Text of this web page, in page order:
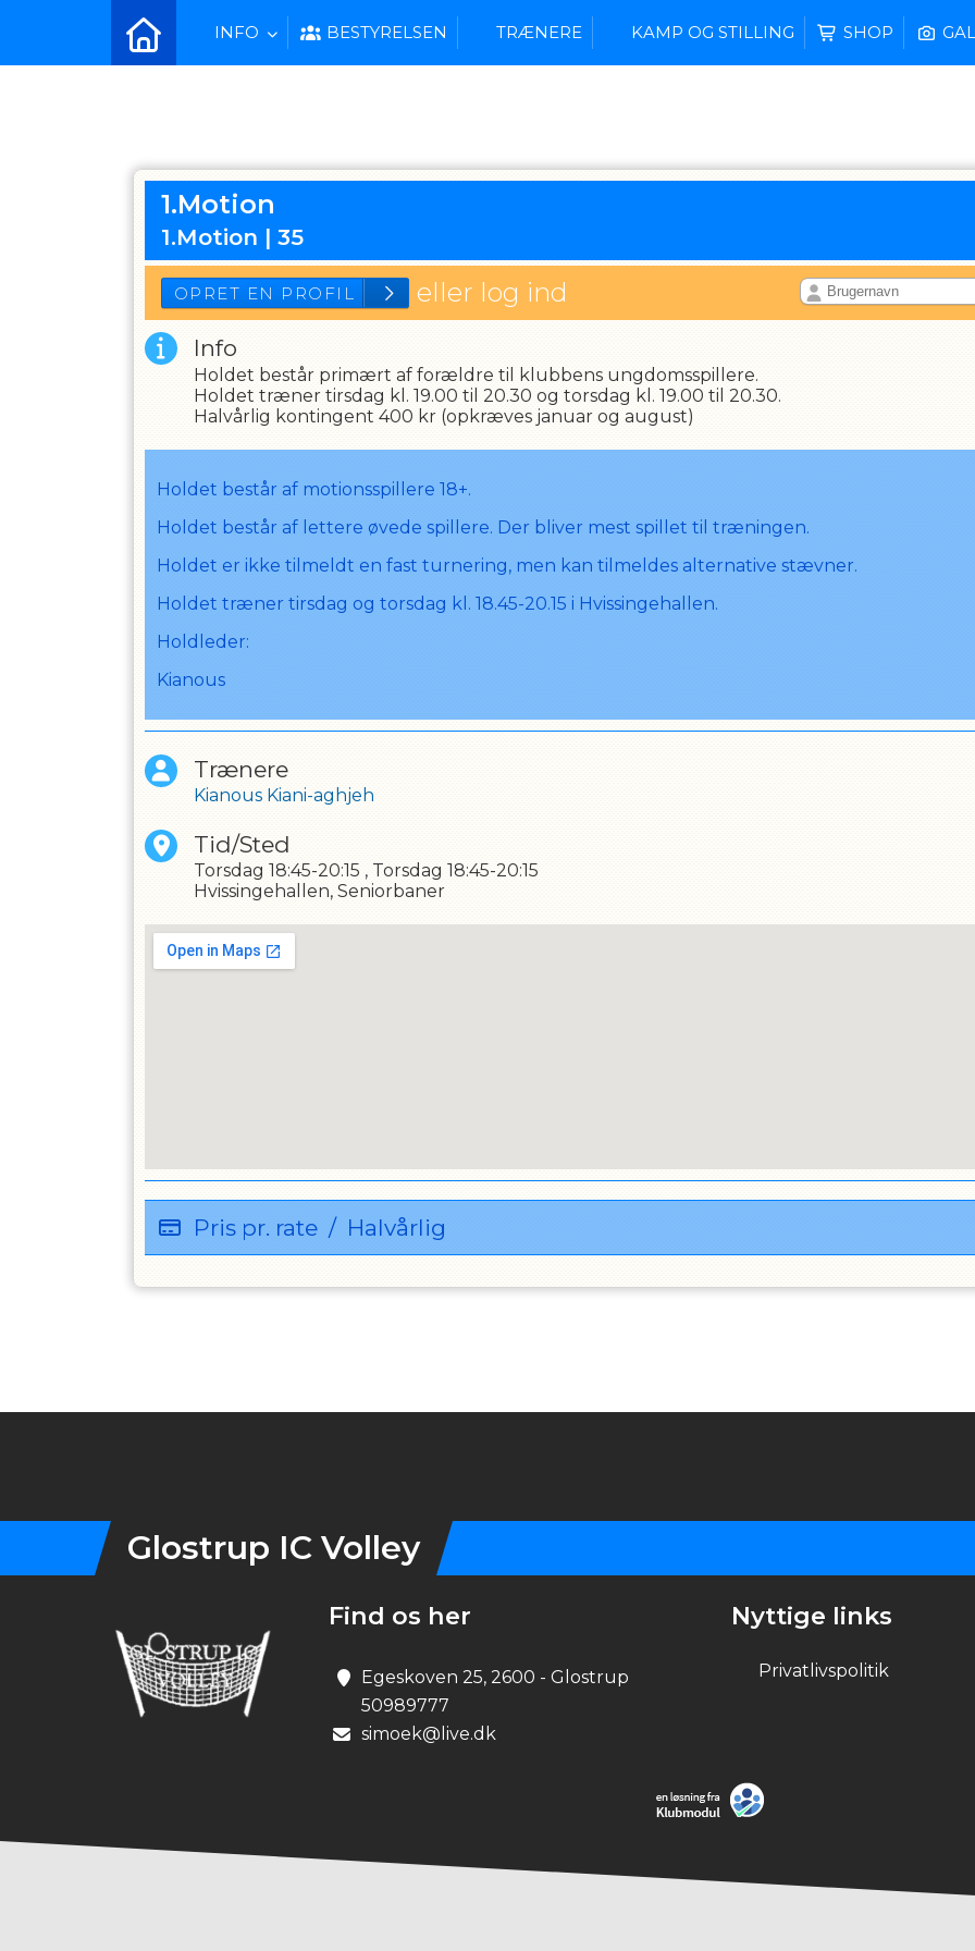
INFO BESTYRELSEN TRÆNERE KAMP OG STILLING SHOP
1.Motion
1.Motion | 35
OPRET EN PROFIL
eller log ind
Info
Holdet består primært af forældre til klubbens ungdomsspillere.
Holdet træner tirsdag kl. 19.00 til 20.30 og torsdag kl. 19.00 til 20.30.
Halvårlig kontingent 400 kr (opkræves januar og august)
Holdet består af motionsspillere 18+.
Holdet består af lettere øvede spillere. Der bliver mest spillet til træningen.
Holdet er ikke tilmeldt en fast turnering, men kan tilmeldes alternative stævner.
Holdet træner tirsdag og torsdag kl. 18.45-20.15 i Hvissingehallen.
Holdleder:
Kianous
Trænere
Kianous Kiani-aghjeh
Tid/Sted
Torsdag 18:45-20:15 , Torsdag 18:45-20:15
Hvissingehallen, Seniorbaner
Pris pr. rate / Halvårlig
Glostrup IC Volley
Find os her
Egeskoven 25, 2600 - Glostrup
50989777
simoek@live.dk
Nyttige links
Privatlivspolitik